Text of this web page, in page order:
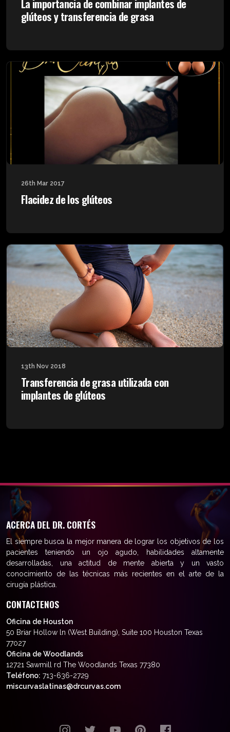
La importancia de combinar implantes de
glúteos y transferencia de grasa
26th Mar 2017
Flacidez de los glúteos
13th Nov 2018
Transferencia de grasa utilizada con
implantes de glúteos
ACERCA DEL DR. CORTÉS
El siempre busca la mejor manera de lograr los objetivos de los
pacientes teniendo un ojo agudo, habilidades altamente
desarrolladas, una actitud de mente abierta y un vasto
conocimiento de las técnicas más recientes en el arte de la
cirugía plástica.
CONTACTENOS
Oficina de Houston
50 Briar Hollow ln (West Building), Suite 100 Houston Texas
77027
Oficina de Woodlands
12721 Sawmill rd The Woodlands Texas 77380
Teléfono: 713-636-2729
miscurvaslatinas@drcurvas.com